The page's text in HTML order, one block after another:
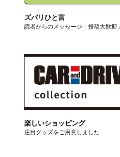
ズバリひと言
読者からのメッセージ「投稿大歓迎」
楽しいショッピング
注目グッズをご用意しました